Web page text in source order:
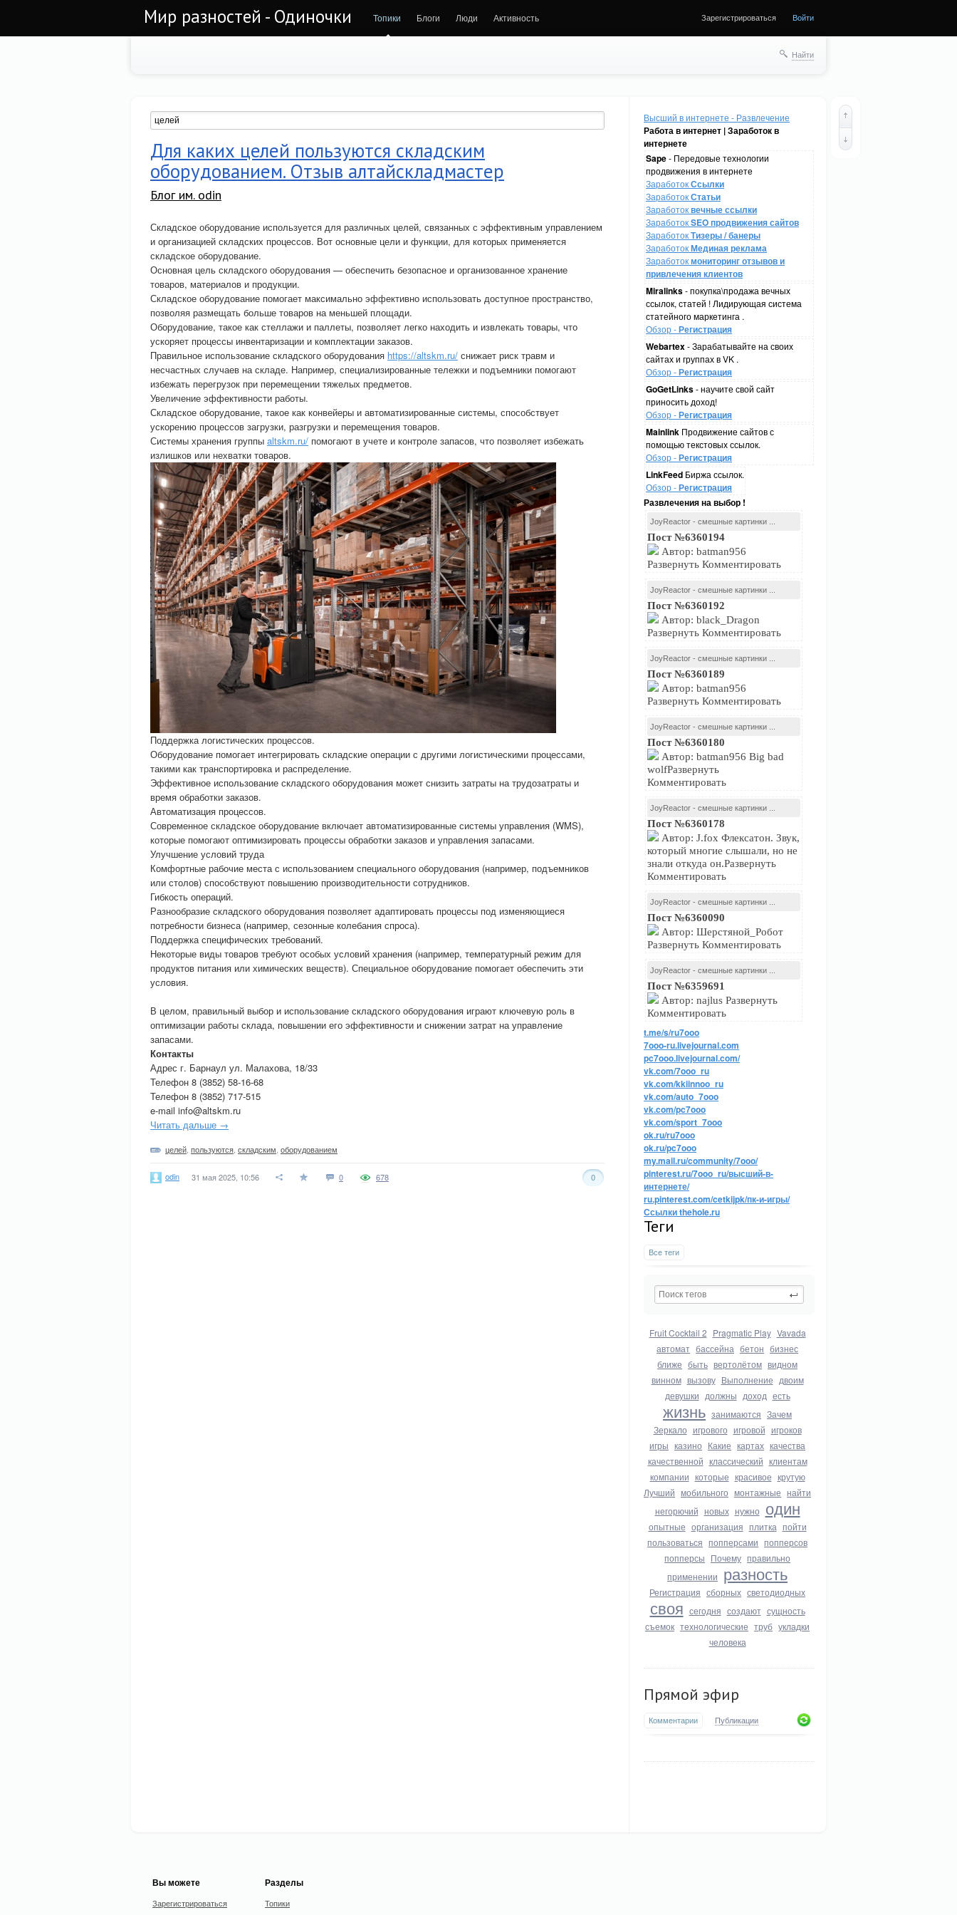
Мир разностей - Одиночки Топики Блоги Люди Активность Зарегистрироваться Войти
Найти
Высший в интернете - Развлечение
Работа в интернет | Заработок в
интернете
Sape- Передовые технологии
продвижения в интернете
ЗаработокСсылки
ЗаработокСтатьи
Заработоквечные ссылки
ЗаработокSEO продвижения сайтов
ЗаработокТизеры / банеры
ЗаработокМединая реклама
Заработокмониторинг отзывов и
привлечения клиентов
Miralinks- покупка\продажа вечных
ссылок, статей ! Лидирующая система
статейного маркетинга .
Обзор -Регистрация
Webartex- Зарабатывайте на своих
сайтах и группах в VK .
Обзор -Регистрация
GoGetLinks- научите свой сайт
приносить доход!
Обзор -Регистрация
Mainlink Продвижение сайтов с
помощью текстовых ссылок.
Обзор -Регистрация
LinkFeed Биржа ссылок.
Обзор -Регистрация
Развлечения на выбор !
JoyReactor - смешные картинки ...
Пост №6360194
Автор: batman956
Развернуть Комментировать
JoyReactor - смешные картинки ...
Пост №6360192
Автор: black_Dragon
Развернуть Комментировать
JoyReactor - смешные картинки ...
Пост №6360189
Автор: batman956
Развернуть Комментировать
JoyReactor - смешные картинки ...
Пост №6360180
Автор: batman956 Big bad
wolfРазвернуть
Комментировать
JoyReactor - смешные картинки ...
Пост №6360178
Автор: J.fox Флексатон. Звук,
который многие слышали, но не
знали откуда он.Развернуть
Комментировать
JoyReactor - смешные картинки ...
Пост №6360090
Автор: Шерстяной_Робот
Развернуть Комментировать
JoyReactor - смешные картинки ...
Пост №6359691
Автор: najlus Развернуть
Комментировать
t.me/s/ru7ooo
7ooo-ru.livejournal.com
pc7ooo.livejournal.com/
vk.com/7ooo_ru
vk.com/kkiinnoo_ru
vk.com/auto_7ooo
vk.com/pc7ooo
vk.com/sport_7ooo
ok.ru/ru7ooo
ok.ru/pc7ooo
my.mail.ru/community/7ooo/
pinterest.ru/7ooo_ru/высший-в-
интернете/
ru.pinterest.com/cetkijpk/пк-и-игры/
Ссылки thehole.ru
Теги
Все теги
Fruit Cocktail 2 Pragmatic Play Vavada
автомат бассейна бетон бизнес
ближе быть вертолётом видном
винном вызову Выполнение двоим
девушки должны доход есть
жизнь занимаются Зачем
Зеркало игрового игровой игроков
игры казино Какие картах качества
качественной классический клиентам
компании которые красивое крутую
Лучший мобильного монтажные найти
негорючий новых нужно один
опытные организация плитка пойти
пользоваться попперсами попперсов
попперсы Почему правильно
применении разность
Регистрация сборных светодиодных
своя сегодня создают сущность
съемок технологические труб укладки
человека
Прямой эфир
Комментарии Публикации
Для каких целей пользуются складским
оборудованием. Отзыв алтайскладмастер
Блог им. odin
Складское оборудование используется для различных целей, связанных с эффективным управлением
и организацией складских процессов. Вот основные цели и функции, для которых применяется
складское оборудование.
Основная цель складского оборудования — обеспечить безопасное и организованное хранение
товаров, материалов и продукции.
Складское оборудование помогает максимально эффективно использовать доступное пространство,
позволяя размещать больше товаров на меньшей площади.
Оборудование, такое как стеллажи и паллеты, позволяет легко находить и извлекать товары, что
ускоряет процессы инвентаризации и комплектации заказов.
Правильное использование складского оборудования https://altskm.ru/ снижает риск травм и
несчастных случаев на складе. Например, специализированные тележки и подъемники помогают
избежать перегрузок при перемещении тяжелых предметов.
Увеличение эффективности работы.
Складское оборудование, такое как конвейеры и автоматизированные системы, способствует
ускорению процессов загрузки, разгрузки и перемещения товаров.
Системы хранения группы altskm.ru/ помогают в учете и контроле запасов, что позволяет избежать
излишков или нехватки товаров.
Поддержка логистических процессов.
Оборудование помогает интегрировать складские операции с другими логистическими процессами,
такими как транспортировка и распределение.
Эффективное использование складского оборудования может снизить затраты на трудозатраты и
время обработки заказов.
Автоматизация процессов.
Современное складское оборудование включает автоматизированные системы управления (WMS),
которые помогают оптимизировать процессы обработки заказов и управления запасами.
Улучшение условий труда
Комфортные рабочие места с использованием специального оборудования (например, подъемников
или столов) способствуют повышению производительности сотрудников.
Гибкость операций.
Разнообразие складского оборудования позволяет адаптировать процессы под изменяющиеся
потребности бизнеса (например, сезонные колебания спроса).
Поддержка специфических требований.
Некоторые виды товаров требуют особых условий хранения (например, температурный режим для
продуктов питания или химических веществ). Специальное оборудование помогает обеспечить эти
условия.
В целом, правильный выбор и использование складского оборудования играют ключевую роль в
оптимизации работы склада, повышении его эффективности и снижении затрат на управление
запасами.
Контакты
Адрес г. Барнаул ул. Малахова, 18/33
Телефон 8 (3852) 58-16-68
Телефон 8 (3852) 717-515
e-mail info@altskm.ru
Читать дальше →
целей пользуются складским оборудованием
odin 31 мая 2025, 10:56 0 0
678
Вы можете
Зарегистрироваться
Разделы
Топики